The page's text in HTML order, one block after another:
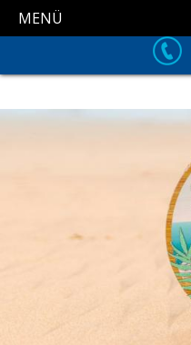
MENÜ